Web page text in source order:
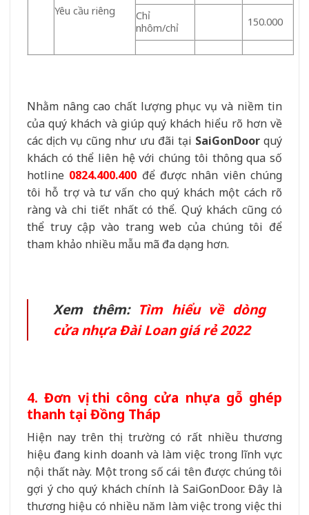
Yêu cầu riêng
Chỉ
nhôm/chỉ
150.000
Nhằm nâng cao chất lượng phục vụ và niềm tin
của quý khách và giúp quý khách hiểu rõ hơn về
các dịch vụ cũng như ưu đãi tại SaiGonDoorquý
khách có thể liên hệ với chúng tôi thông qua số
hotline 0824.400.400 để được nhân viên chúng
tôi hỗ trợ và tư vấn cho quý khách một cách rõ
ràng và chi tiết nhất có thể. Quý khách cũng có
thể truy cập vào trang web của chúng tôi để
tham khảo nhiều mẫu mã đa dạng hơn.
Xem thêm: Tìm hiểu về dòng
cửa nhựa Đài Loan giá rẻ 2022
4. Đơn vị thi công cửa nhựa gỗ ghép
thanh tại Đồng Tháp
Hiện nay trên thị trường có rất nhiều thương
hiệu đang kinh doanh và làm việc trong lĩnh vực
nội thất này. Một trong số cái tên được chúng tôi
gợi ý cho quý khách chính là SaiGonDoor. Đây là
thương hiệu có nhiều năm làm việc trong việc thi